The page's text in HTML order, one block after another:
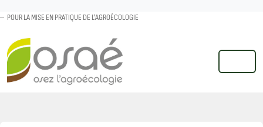
POUR LA MISE EN PRATIQUE DE L'AGROÉCOLOGIE
MENU